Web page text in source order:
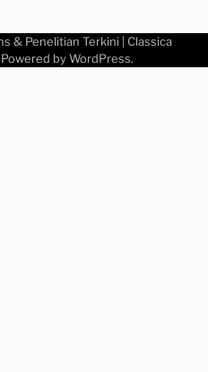
& Penelitian Terkini | Classica
| Powered by WordPress.